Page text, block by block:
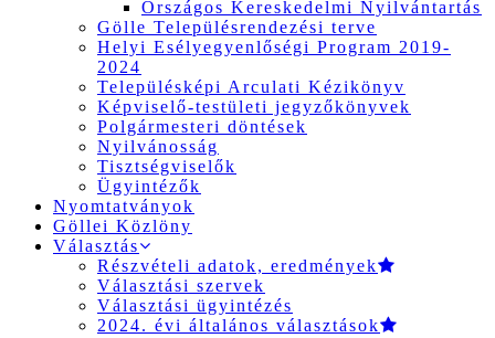
Országos Kereskedelmi Nyilvántartás
Gölle Településrendezési terve
Helyi Esélyegyenlőségi Program 2019-
2024
Településképi Arculati Kézikönyv
Képviselő-testületi jegyzőkönyvek
Polgármesteri döntések
Nyilvánosság
Tisztségviselők
Ügyintézők
Nyomtatványok
Göllei Közlöny
Választás
Részvételi adatok, eredmények
Választási szervek
Választási ügyintézés
2024. évi általános választások